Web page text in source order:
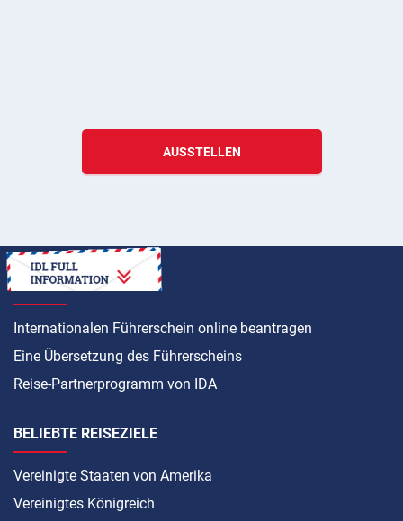
AUSSTELLEN
ANLEITUNG
Internationalen Führerschein online beantragen
Eine Übersetzung des Führerscheins
Reise-Partnerprogramm von IDA
BELIEBTE REISEZIELE
Vereinigte Staaten von Amerika
Vereinigtes Königreich